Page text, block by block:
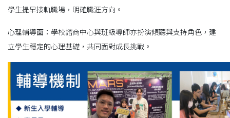
學生提早接軌職場，明確職涯方向。
心理輔導面 ： 學校諮商中心與班級導師亦扮演傾聽與支持角色，建
立學生穩定的心理基礎，共同面對成長挑戰。